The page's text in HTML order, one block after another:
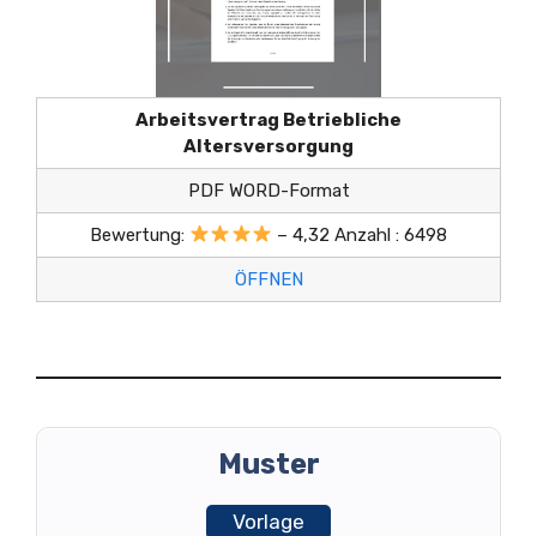
Arbeitsvertrag Betriebliche
Altersversorgung
PDF WORD-Format
Bewertung: – 4,32 Anzahl : 6498
ÖFFNEN
Muster
Vorlage